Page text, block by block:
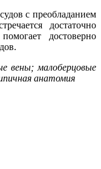
с преобладанием
достаточно
достоверно
вены; малоберцовые
анатомия